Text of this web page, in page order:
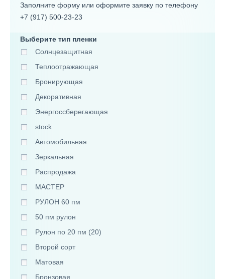
Заполните форму или оформите заявку по телефону
+7 (917) 500-23-23
Выберите тип пленки
Солнцезащитная
Теплоотражающая
Бронирующая
Декоративная
Энергоссберегающая
stock
Автомобильная
Зеркальная
Распродажа
МАСТЕР
РУЛОН 60 пм
50 пм рулон
Рулон по 20 пм (20)
Второй сорт
Матовая
Бронзовая